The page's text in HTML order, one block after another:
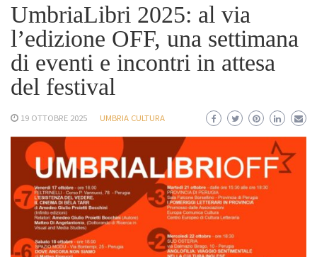
UmbriaLibri 2025: al via
l’edizione OFF, una settimana
di eventi e incontri in attesa
del festival
19 OTTOBRE 2025 UMBRIA CULTURA